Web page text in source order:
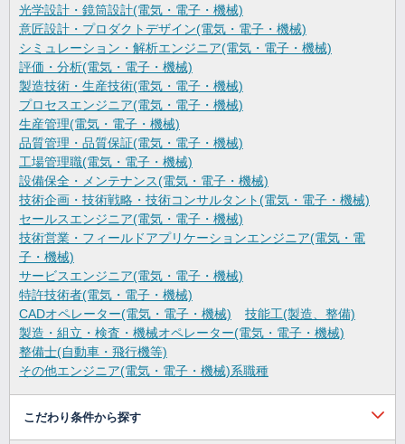
光学設計・鏡筒設計(電気・電子・機械)
意匠設計・プロダクトデザイン(電気・電子・機械)
シミュレーション・解析エンジニア(電気・電子・機械)
評価・分析(電気・電子・機械)
製造技術・生産技術(電気・電子・機械)
プロセスエンジニア(電気・電子・機械)
生産管理(電気・電子・機械)
品質管理・品質保証(電気・電子・機械)
工場管理職(電気・電子・機械)
設備保全・メンテナンス(電気・電子・機械)
技術企画・技術戦略・技術コンサルタント(電気・電子・機械)
セールスエンジニア(電気・電子・機械)
技術営業・フィールドアプリケーションエンジニア(電気・電
子・機械)
サービスエンジニア(電気・電子・機械)
特許技術者(電気・電子・機械)
CADオペレーター(電気・電子・機械)
技能工(製造、整備)
製造・組立・検査・機械オペレーター(電気・電子・機械)
整備士(自動車・飛行機等)
その他エンジニア(電気・電子・機械)系職種
こだわり条件から探す